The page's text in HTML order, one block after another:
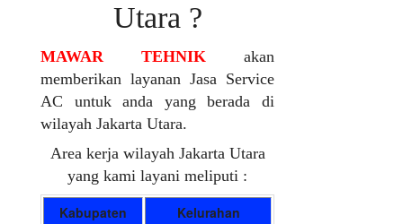
Utara ?
MAWAR TEHNIK akan
memberikan layanan Jasa Service
AC untuk anda yang berada di
wilayah Jakarta Utara.
Area kerja wilayah Jakarta Utara
yang kami layani meliputi :
Kabupaten Kelurahan